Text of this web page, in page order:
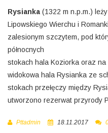
Rysianka (1322 m n.p.m.)
Lipowskiego Wierchu i
zalesionym szczytem, pod
północnych
stokach hala Koziorka oraz na
widokowa hala Rysianka ze
stokach przełęczy między
utworzono rezerwat przyrody
Pttadmin 18.11.2017